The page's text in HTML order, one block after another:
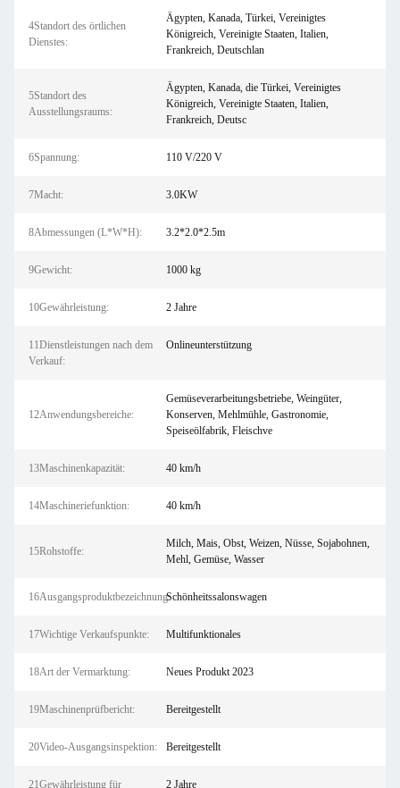
4Standort des örtlichen
Dienstes:
Ägypten, Kanada, Türkei, Vereinigtes
Königreich, Vereinigte Staaten, Italien,
Frankreich, Deutschlan
5Standort des
Ausstellungsraums:
Ägypten, Kanada, die Türkei, Vereinigtes
Königreich, Vereinigte Staaten, Italien,
Frankreich, Deutsc
6Spannung: 110 V/220 V
7Macht: 3.0KW
8Abmessungen (L*W*H): 3.2*2.0*2.5m
9Gewicht: 1000 kg
10Gewährleistung: 2 Jahre
11Dienstleistungen nach dem
Verkauf:
Onlineunterstützung
12Anwendungsbereiche:
Gemüseverarbeitungsbetriebe, Weingüter,
Konserven, Mehlmühle, Gastronomie,
Speiseölfabrik, Fleischve
13Maschinenkapazität: 40 km/h
14Maschineriefunktion: 40 km/h
15Rohstoffe:
Milch, Mais, Obst, Weizen, Nüsse, Sojabohnen,
Mehl, Gemüse, Wasser
16Ausgangsproduktbezeichnung:Schönheitssalonswagen
17Wichtige Verkaufspunkte: Multifunktionales
18Art der Vermarktung: Neues Produkt 2023
19Maschinenprüfbericht: Bereitgestellt
20Video-Ausgangsinspektion: Bereitgestellt
21Gewährleistung für 2 Jahre